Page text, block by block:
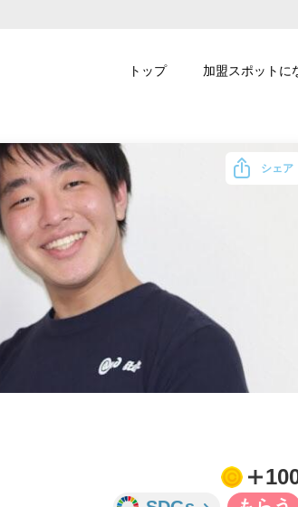
シェア
トップ 加盟スポットに